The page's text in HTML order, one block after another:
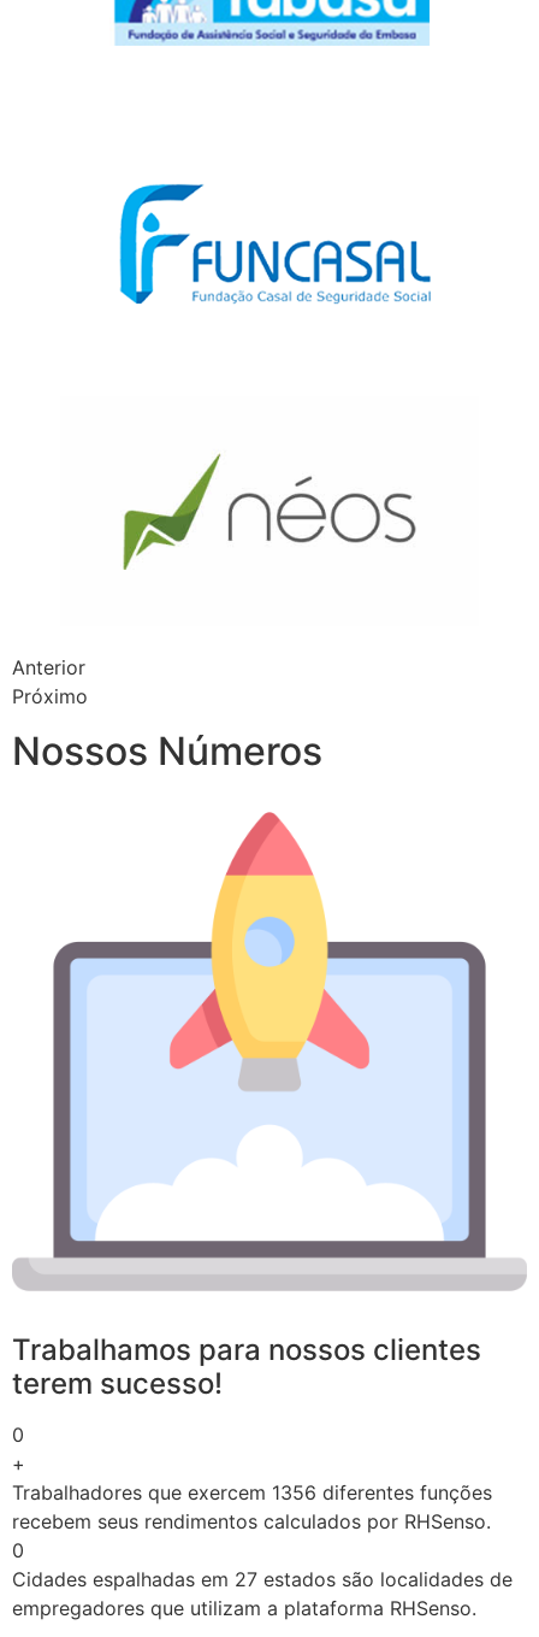
Anterior
Próximo
Nossos Números
Trabalhamos para nossos clientes
terem sucesso!
0
+
Trabalhadores que exercem 1356 diferentes funções
recebem seus rendimentos calculados por RHSenso.
0
Cidades espalhadas em 27 estados são localidades de
empregadores que utilizam a plataforma RHSenso.